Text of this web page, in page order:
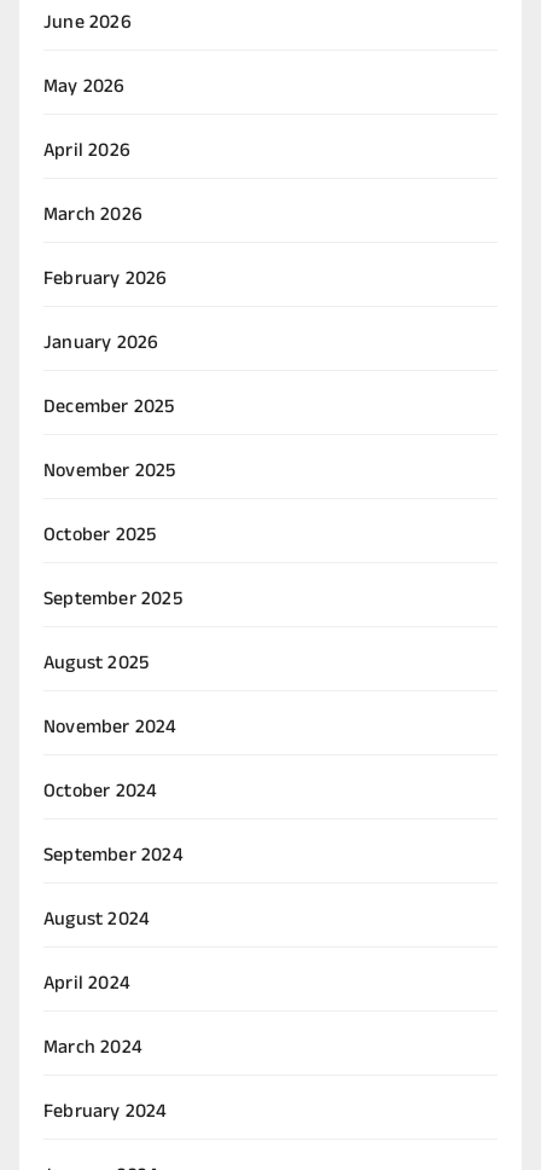
June 2026
May 2026
April 2026
March 2026
February 2026
January 2026
December 2025
November 2025
October 2025
September 2025
August 2025
November 2024
October 2024
September 2024
August 2024
April 2024
March 2024
February 2024